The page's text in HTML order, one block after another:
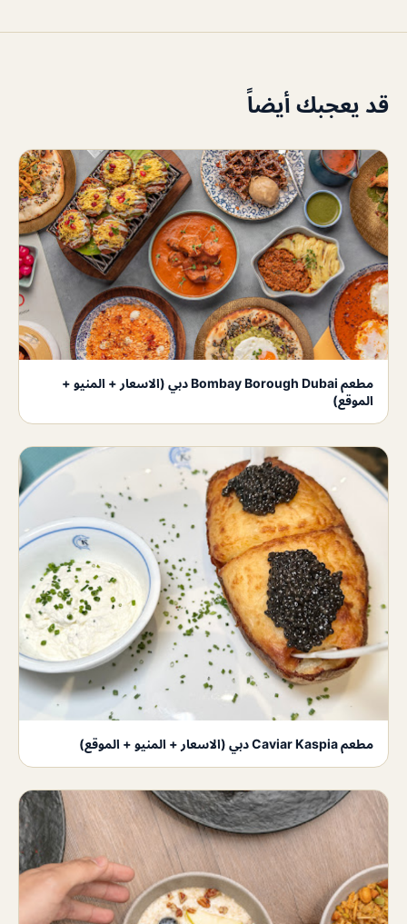
قد يعجبك أيضاً
مطعم Bombay Borough Dubai دبي (الاسعار + المنيو +
الموقع)
مطعم Caviar Kaspia دبي (الاسعار + المنيو + الموقع)